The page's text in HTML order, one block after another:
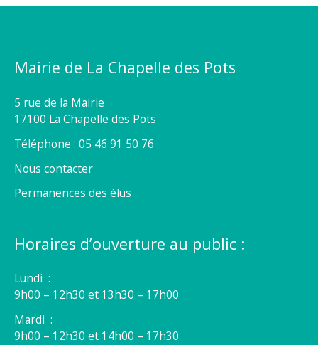
Mairie de La Chapelle des Pots
5 rue de la Mairie
17100 La Chapelle des Pots
Téléphone : 05 46 91 50 76
Nous contacter
Permanences des élus
Horaires d’ouverture au public :
Lundi :
9h00 – 12h30 et 13h30 – 17h00
Mardi :
9h00 – 12h30 et 14h00 – 17h30